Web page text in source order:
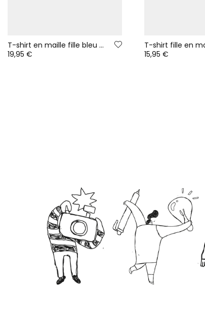
T-shirt en maille fille bleu marine imprimé lettres
19,95 €
15,95 €